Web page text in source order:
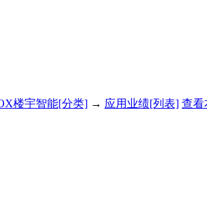
楼宇智能[分类] → 应用业绩[列表] 查看